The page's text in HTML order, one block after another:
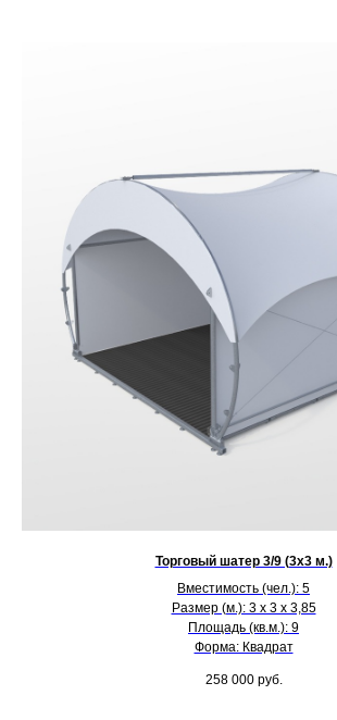
Торговый шатер 3/9 (3х3 м.)
Вместимость (чел.): 5
Размер (м.): 3 х 3 х 3,85
Площадь (кв.м.): 9
Форма: Квадрат
258 000 руб.